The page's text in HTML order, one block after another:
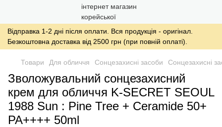
Відправка 1-2 дні після оплати. Вся продукція - оригінал.
Безкоштовна доставка від 2500 грн (при повній оплаті).
Товари Для обличчя Сонцезахисні засоби Сонцезахисні
Зволожувальний сонцезахисний
крем для обличчя K-SECRET SEOUL
1988 Sun : Pine Tree + Ceramide 50+
PA++++ 50ml